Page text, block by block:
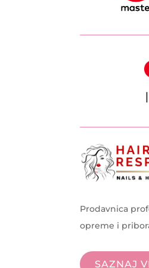
Prodavnica
opreme i
SAZNAJ